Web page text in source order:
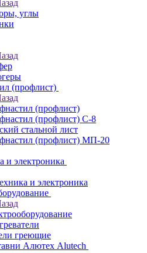
углы
(профлист)
(профлист)
(профлист) С-8
стальной лист
(профлист) МП-20
и электроника
и электроника
греющие
Алютех Alutech